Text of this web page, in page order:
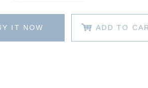
IT NOW ADD TO